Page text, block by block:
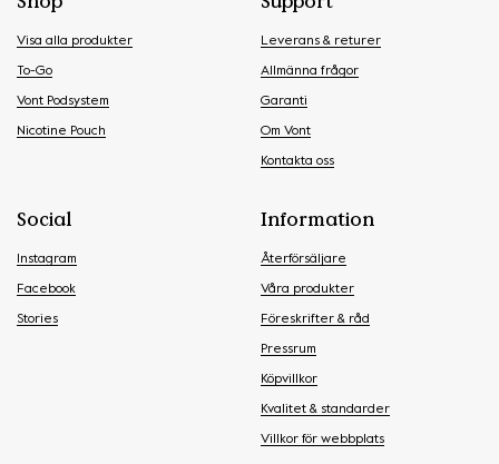
Visa alla produkter
To-Go
Vont Podsystem
Nicotine Pouch
Leverans & returer
Allmänna frågor
Garanti
Om Vont
Kontakta oss
Social
Instagram
Facebook
Stories
Information
Återförsäljare
Våra produkter
Föreskrifter & råd
Pressrum
Köpvillkor
Kvalitet & standarder
Villkor för webbplats